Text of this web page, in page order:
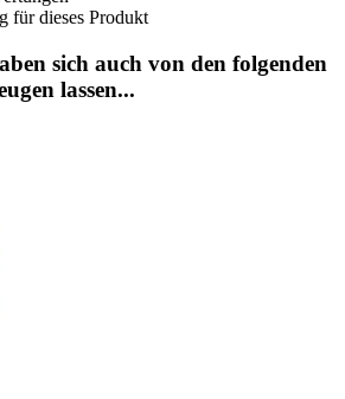
für dieses Produkt
sich auch von den folgenden
lassen...